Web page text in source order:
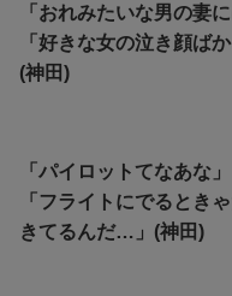
「おれみたいな男の妻
「好きな女の泣き顔ば
(神田)
「パイロットてなあな」
「フライトにでるとき
きてるんだ…」(神田)